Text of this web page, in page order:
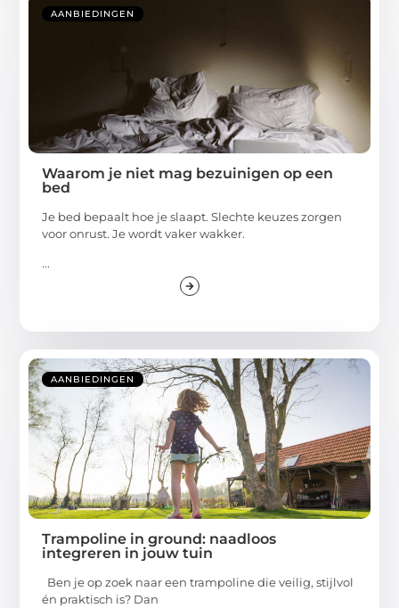
AANBIEDINGEN
Waarom je niet mag bezuinigen op een
bed
Je bed bepaalt hoe je slaapt. Slechte keuzes zorgen
voor onrust. Je wordt vaker wakker.
...
AANBIEDINGEN
Trampoline in ground: naadloos
integreren in jouw tuin
Ben je op zoek naar een trampoline die veilig, stijlvol
én praktisch is? Dan